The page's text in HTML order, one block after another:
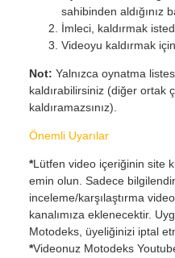
sahibinden aldığınız
İmleci, kaldırmak
Videoyu kaldırmak için
Not: Yalnızca oynatma
kaldırabilirsiniz (diğer ortak
kaldıramazsınız).
Önemli Uyarılar
*Lütfen video içeriğinin site
emin olun. Sadece
inceleme/karşılaştırma
kanalımıza eklenecektir.
Motodeks, üyeliğinizi iptal
*Videonuz Motodeks